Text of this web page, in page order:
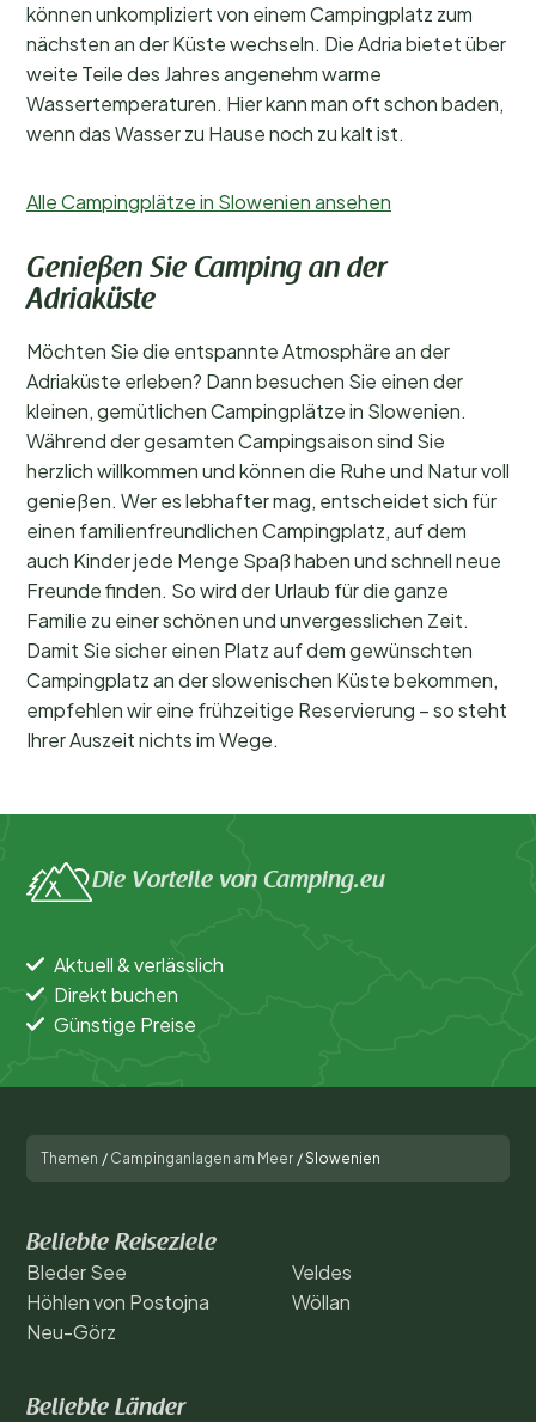
können unkompliziert von einem Campingplatz zum
nächsten an der Küste wechseln. Die Adria bietet über
weite Teile des Jahres angenehm warme
Wassertemperaturen. Hier kann man oft schon baden,
wenn das Wasser zu Hause noch zu kalt ist.
Alle Campingplätze in Slowenien ansehen
Genießen Sie Camping an der
Adriaküste
Möchten Sie die entspannte Atmosphäre an der
Adriaküste erleben? Dann besuchen Sie einen der
kleinen, gemütlichen Campingplätze in Slowenien.
Während der gesamten Campingsaison sind Sie
herzlich willkommen und können die Ruhe und Natur voll
genießen. Wer es lebhafter mag, entscheidet sich für
einen familienfreundlichen Campingplatz, auf dem
auch Kinder jede Menge Spaß haben und schnell neue
Freunde finden. So wird der Urlaub für die ganze
Familie zu einer schönen und unvergesslichen Zeit.
Damit Sie sicher einen Platz auf dem gewünschten
Campingplatz an der slowenischen Küste bekommen,
empfehlen wir eine frühzeitige Reservierung – so steht
Ihrer Auszeit nichts im Wege.
Die Vorteile von Camping.eu
Aktuell & verlässlich
Direkt buchen
Günstige Preise
Themen / Campinganlagen am Meer /Slowenien
Beliebte Reiseziele
Bleder See
Höhlen von Postojna
Neu-Görz
Veldes
Wöllan
Beliebte Länder